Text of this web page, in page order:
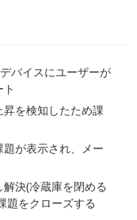
バイスにユーザーが
を検知したため課
が表示され、メー
決(冷蔵庫を閉める
題をクローズする